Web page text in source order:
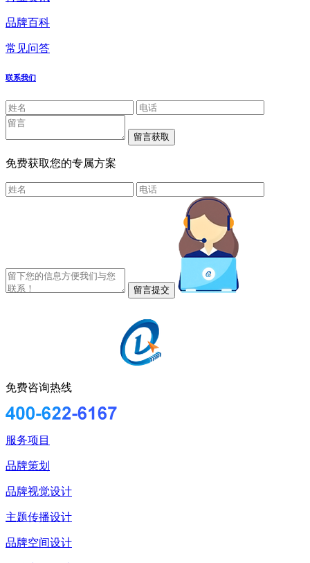
品牌百科
常见问答
联系我们
免费获取您的专属方案
免费咨询热线
服务项目
品牌策划
品牌视觉设计
主题传播设计
品牌空间设计